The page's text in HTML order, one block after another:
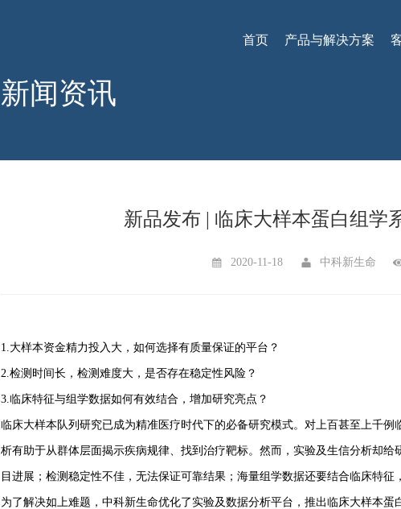
首页 产品与解决方案
新闻资讯
新品发布 | 临床大样本蛋白组学
2020-11-18 中科新生命
1.大样本资金精力投入大，如何选择有质量保证的平台？
2.检测时间长，检测难度大，是否存在稳定性风险？
3.临床特征与组学数据如何有效结合，增加研究亮点？
临床大样本队列研究已成为精准医疗时代下的必备研究模式。对上百甚至上千
析有助于从群体层面揭示疾病规律、找到治疗靶标。然而，实验及生信分析却
目进展；检测稳定性不佳，无法保证可靠结果；海量组学数据还要结合临床特征
为了解决如上难题，中科新生命优化了实验及数据分析平台，推出临床大样本